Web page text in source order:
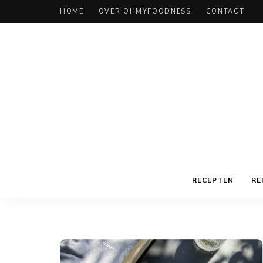
HOME OVER OHMYFOODNESS CONTACT
RECEPTEN